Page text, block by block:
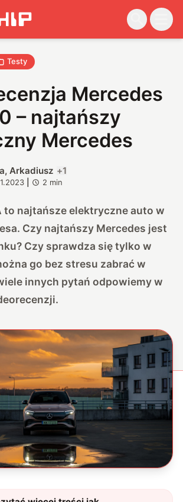
Testy
Mercedes
– najtańszy
Mercedes
Arkadiusz +1
2 min
to najtańsze elektryczne auto w
Czy najtańszy Mercedes jest
Czy sprawdza się tylko w
go bez stresu zabrać w
innych pytań odpowiemy w